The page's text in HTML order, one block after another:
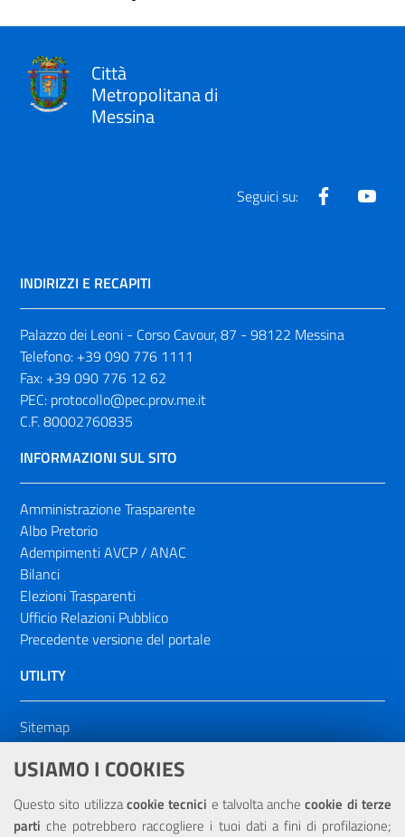
USIAMO I COOKIES
Questo sito utilizzacookie tecnici e talvolta anchecookie di terze
parti che potrebbero raccogliere i tuoi dati a fini di profilazione;
Città
Metropolitana di
Messina
Seguici su: Facebook
INDIRIZZI E RECAPITI
Palazzo dei Leoni - Corso Cavour, 87 - 98122 Messina
Telefono: +39 090 776 1111
Fax: +39 090 776 12 62
PEC: protocollo@pec.prov.me.it
C.F. 80002760835
INFORMAZIONI SUL SITO
Amministrazione Trasparente
Albo Pretorio
Adempimenti AVCP / ANAC
Bilanci
Elezioni Trasparenti
Ufficio Relazioni Pubblico
Precedente versione del portale
UTILITY
Sitemap
Dichiarazione di accessibilità
NOTE LEGALI